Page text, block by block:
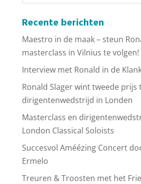
Recente berichten
Maestro in de maak – steun
masterclass in Vilnius te volgen!
Interview met Ronald in de
Ronald Slager wint tweede prijs
dirigentenwedstrijd in Londen
Masterclass en
London Classical Soloists
Succesvol Améézing Concert
Ermelo
Treuren & Troosten met het